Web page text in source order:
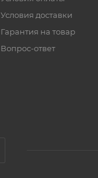
Условия доставки
Гарантия на товар
Вопрос-ответ